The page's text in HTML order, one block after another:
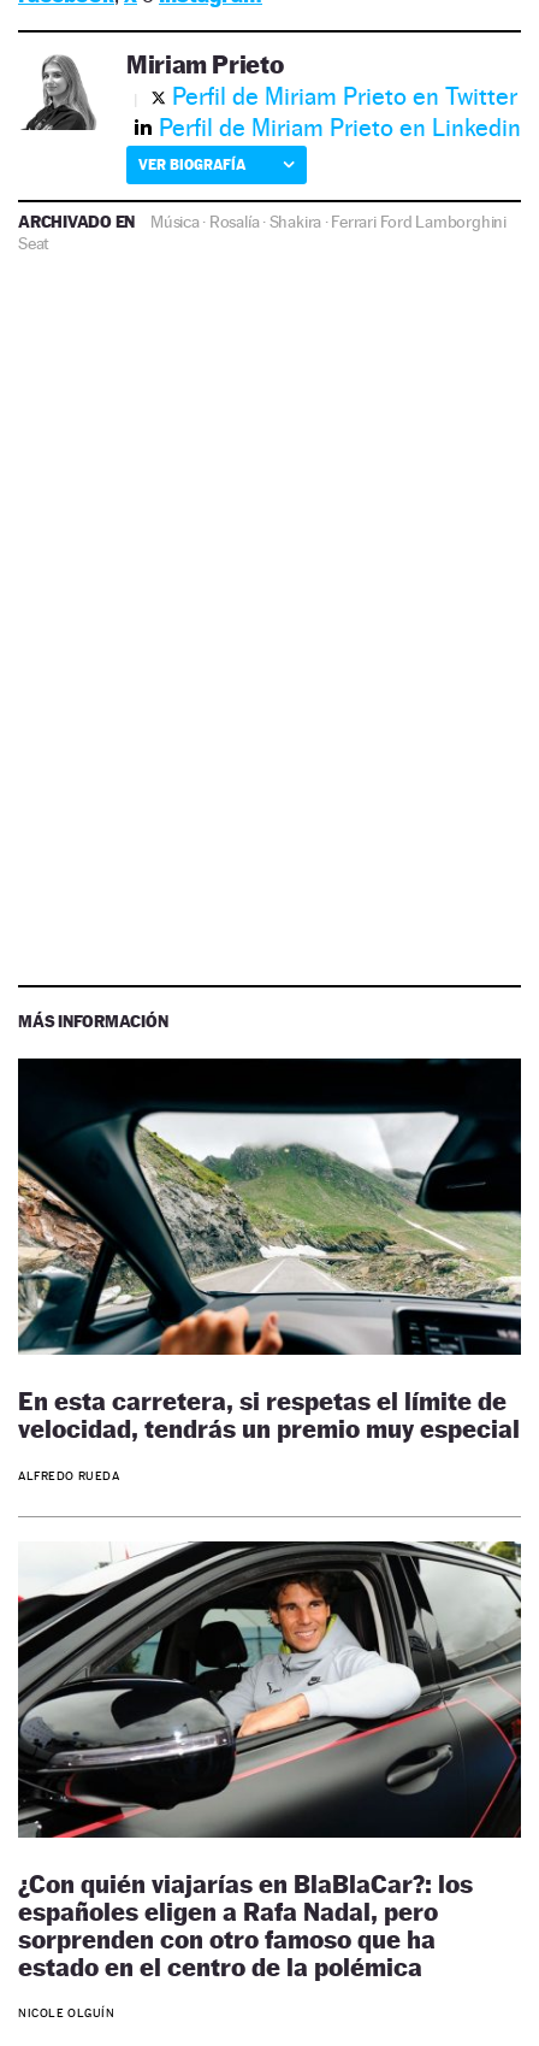
Miriam Prieto
Perfil de Miriam Prieto en Twitter
Perfil de Miriam Prieto en Linkedin
VER BIOGRAFÍA
ARCHIVADO EN Música· Rosalía·Shakira ·Ferrari Ford Lamborghini
Seat
MÁS INFORMACIÓN
En esta carretera, si respetas el límite de
velocidad, tendrás un premio muy especial
ALFREDO RUEDA
¿Con quién viajarías en BlaBlaCar?: los
españoles eligen a Rafa Nadal, pero
sorprenden con otro famoso que ha
estado en el centro de la polémica
NICOLE OLGUÍN